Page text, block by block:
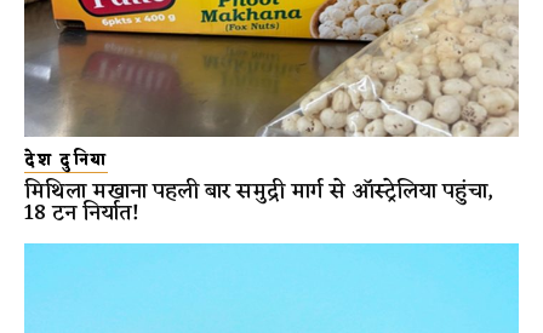
देश दुनिया
मिथिला मखाना पहली बार समुद्री मार्ग से ऑस्ट्रेलिया पहुंचा,
18 टन निर्यात!